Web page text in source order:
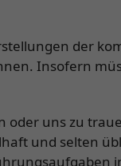
der
Insofern
oder uns zu
und selten